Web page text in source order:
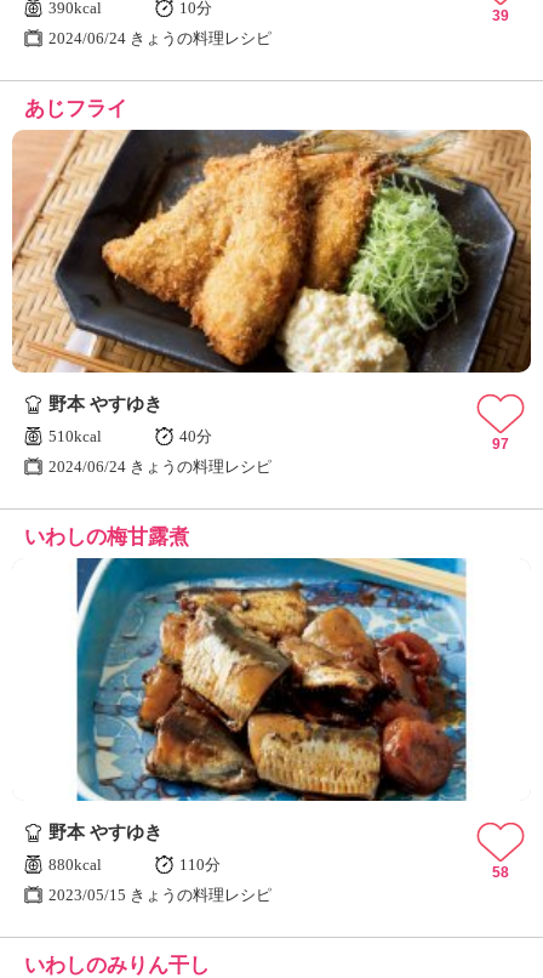
390kcal
10分
2024/06/24 きょうの料理レシピ
39
あじフライ
野本 やすゆき
510kcal
40分
2024/06/24 きょうの料理レシピ
97
いわしの梅甘露煮
野本 やすゆき
880kcal
110分
2023/05/15 きょうの料理レシピ
58
いわしのみりん干し